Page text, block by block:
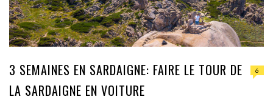
3 SEMAINES EN SARDAIGNE: FAIRE LE TOUR DE
LA SARDAIGNE EN VOITURE
6